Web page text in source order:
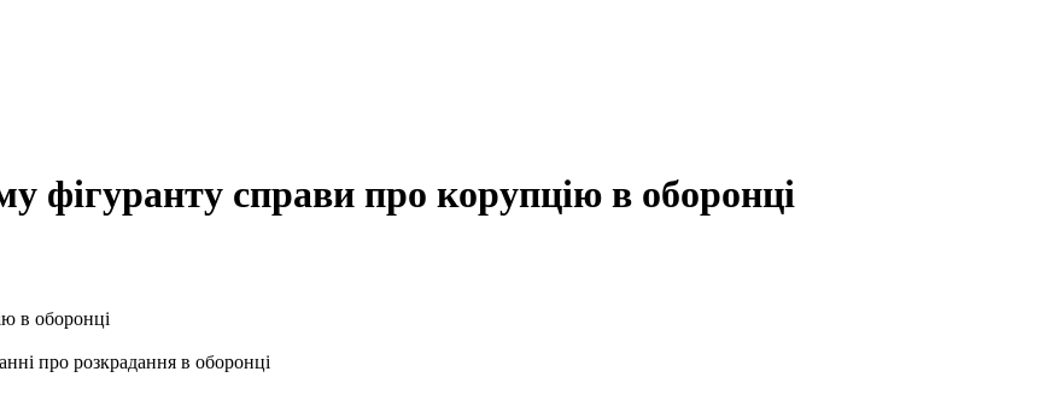
фігуранту справи про корупцію в оборонці
про розкрадання в оборонці